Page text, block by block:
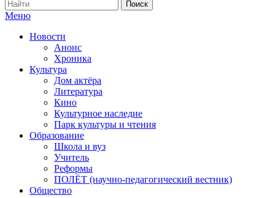
Меню
Новости
Анонс
Хроника
Культура
Дом актёра
Литература
Кино
Культурное наследие
Парк культуры и чтения
Образование
Школа и вуз
Учитель
Реформы
ПОЛЁТ (научно-педагогический вестник)
Общество